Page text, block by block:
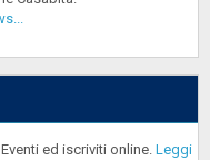
ed iscriviti online. Leggi